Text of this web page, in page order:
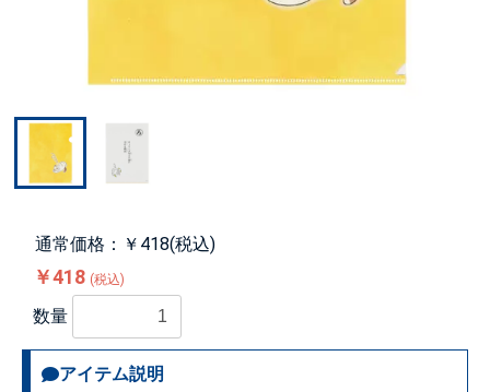
通常価格：￥418(税込)
￥418 (税込)
数量
アイテム説明